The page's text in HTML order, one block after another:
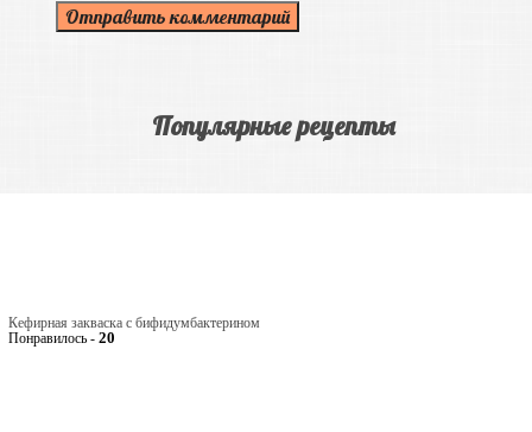
Популярные рецепты
Кефирная закваска с бифидумбактерином
Понравилось - 20